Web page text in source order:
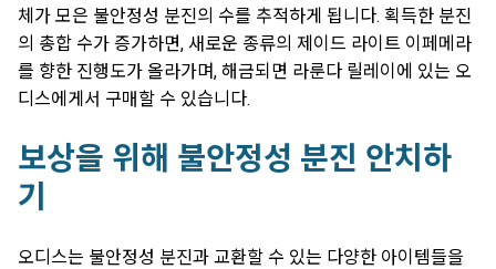
체가 모은 불안정성 분진의 수를 추적하게 됩니다. 획득한 분진
의 총합 수가 증가하면, 새로운 종류의 제이드 라이트 이페메라
를 향한 진행도가 올라가며, 해금되면 라룬다 릴레이에 있는 오
디스에게서 구매할 수 있습니다.
보상을 위해 불안정성 분진 안치하
기
오디스는 불안정성 분진과 교환할 수 있는 다양한 아이템들을